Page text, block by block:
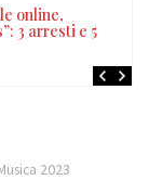
online,
3 arresti e 5
2023